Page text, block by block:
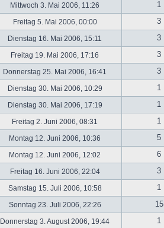
Mittwoch 3. Mai 2006, 11:26
1
Freitag 5. Mai 2006, 00:00
3
Dienstag 16. Mai 2006, 15:11
3
Freitag 19. Mai 2006, 17:16
3
Donnerstag 25. Mai 2006, 16:41
3
Dienstag 30. Mai 2006, 10:29
1
Dienstag 30. Mai 2006, 17:19
1
Freitag 2. Juni 2006, 08:31
1
Montag 12. Juni 2006, 10:36
5
Montag 12. Juni 2006, 12:02
6
Freitag 16. Juni 2006, 22:04
3
Samstag 15. Juli 2006, 10:58
1
Sonntag 23. Juli 2006, 22:26
15
Donnerstag 3. August 2006, 19:44 1